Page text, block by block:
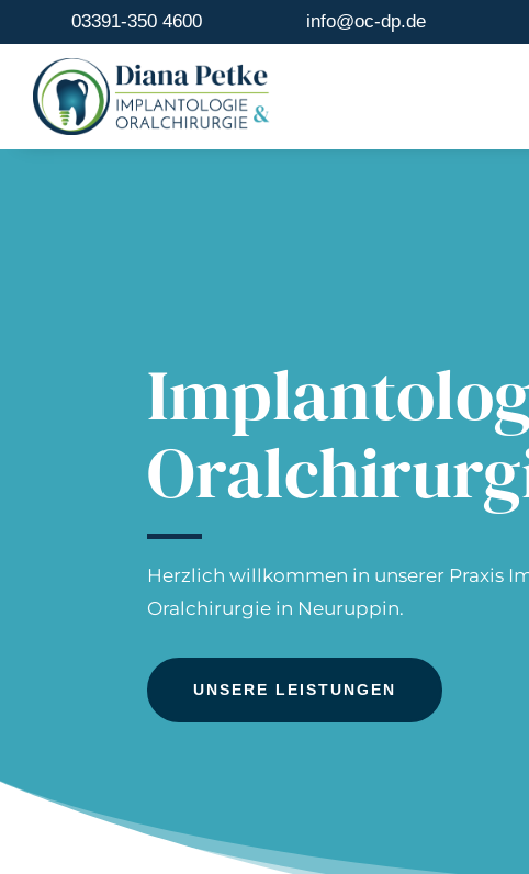
03391-350 4600 info@oc-dp.de
Herzlich willkommen in unserer Praxis
Oralchirurgie in Neuruppin.
UNSERE LEISTUNGEN